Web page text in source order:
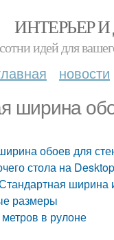
ИНТЕРЬЕР
сотни идей для
новости
ширина
обоев для
стола на
ширина
размеры
в рулоне